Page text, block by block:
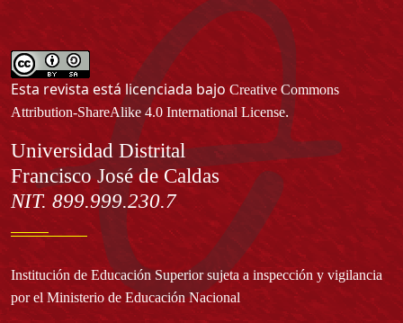
Esta revista está licenciada bajo Creative Commons
Attribution-ShareAlike 4.0 International License.
Información
Universidad Distrital
Francisco José de Caldas
NIT. 899.999.230.7
Institución de Educación Superior sujeta a inspección y vigilancia
por el Ministerio de Educación Nacional